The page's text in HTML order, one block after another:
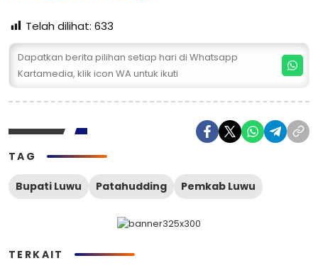
Telah dilihat: 633
Dapatkan berita pilihan setiap hari di Whatsapp
Kartamedia, klik icon WA untuk ikuti
TAG
Bupati Luwu Patahudding Pemkab Luwu
TERKAIT